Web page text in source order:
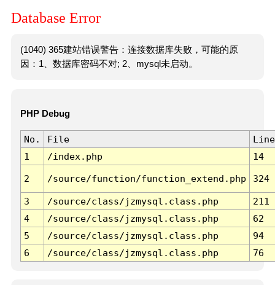
Database Error
(1040) 365建站错误警告：连接数据库失败，可能的原
因：1、数据库密码不对; 2、mysql未启动。
PHP Debug
No. File
Line
1
/index.php 14
2 /source/function/function_extend.php 324
3 /source/class/jzmysql.class.php
211
4
/source/class/jzmysql.class.php
62
5
/source/class/jzmysql.class.php
94
6
/source/class/jzmysql.class.php 76